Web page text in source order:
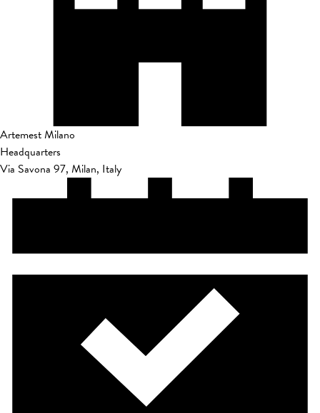
Artemest Milano
Headquarters
Via Savona 97, Milan, Italy